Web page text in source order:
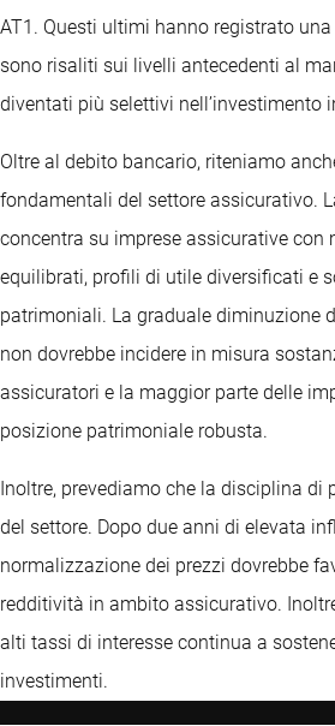
AT1. Questi ultimi hanno registrato
sono risaliti sui livelli antecedenti al
diventati più selettivi nell’investimento
Oltre al debito bancario, riteniamo
fondamentali del settore assicurativo.
concentra su imprese assicurative con
equilibrati, profili di utile diversificati e
patrimoniali. La graduale diminuzione
non dovrebbe incidere in misura
assicuratori e la maggior parte delle
posizione patrimoniale robusta.
Inoltre, prevediamo che la disciplina di
del settore. Dopo due anni di elevata
normalizzazione dei prezzi dovrebbe
redditività in ambito assicurativo.
alti tassi di interesse continua a
investimenti.